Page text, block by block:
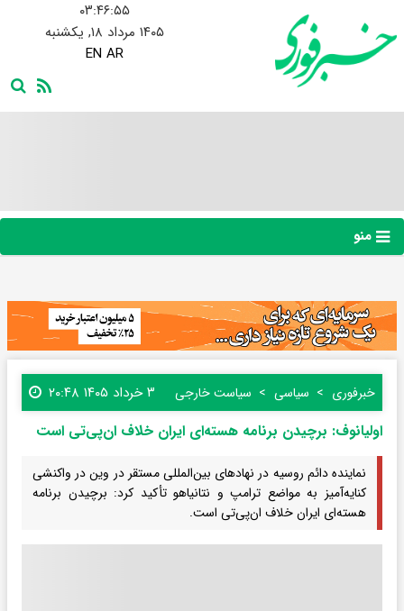
۰۳:۴۶:۵۶
۱۴۰۵ مرداد ۱۸, یکشنبه
EN AR
منو
خبرفوری سیاسی سیاست خارجی ۳ خرداد ۱۴۰۵ ۲۰:۴۸
اولیانوف: برچیدن برنامه هسته‌ای ایران خلاف ان‌پی‌تی است
نماینده دائم روسیه در نهادهای بین‌المللی مستقر در وین در واکنشی
کنایه‌آمیز به مواضع ترامپ و نتانیاهو تأکید کرد: برچیدن برنامه
هسته‌ای ایران خلاف ان‌پی‌تی است.